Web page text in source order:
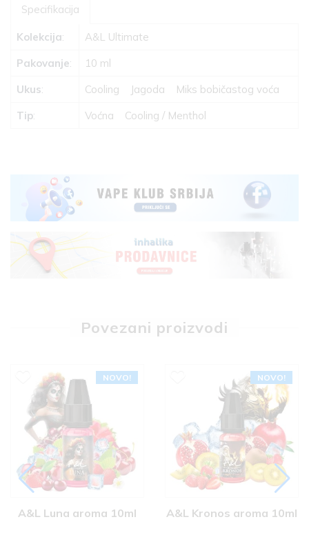
Specifikacija
Kolekcija:
A&L Ultimate
Pakovanje:
10 ml
Ukus: Cooling Jagoda
Miks bobičastog voća
Tip: Voćna Cooling / Menthol
Povezani proizvodi
NOVO!
A&L Luna aroma 10ml
NOVO!
A&L Kronos aroma 10ml